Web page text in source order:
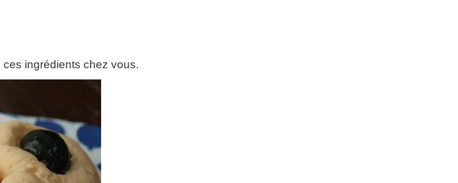
ingrédients chez vous.